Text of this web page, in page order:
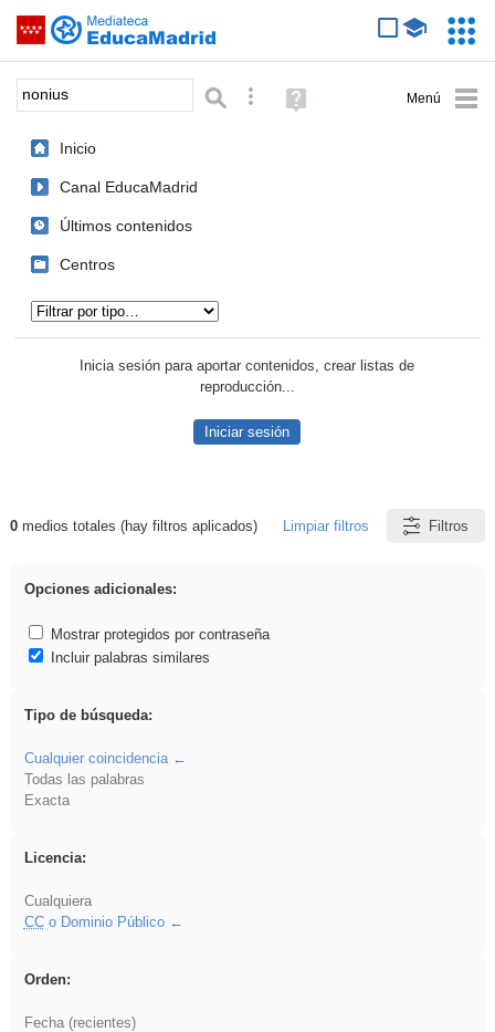
Saltar navegación
Palabra o frase: Búsqueda avanzada
Ayuda
(en
Inicio
Canal EducaMadrid
Últimos contenidos
Centros
Inicia sesión para aportar contenidos, crear listas de
reproducción...
Iniciar sesión
Resultados de: nonius
0medios totales (hay filtros aplicados) Limpiar filtros Filtros
Opciones adicionales:
Mostrar protegidos por contraseña
Incluir palabras similares
Tipo de búsqueda:
Cualquier coincidencia
Todas las palabras
Exacta
Licencia:
Cualquiera
CCo Dominio Público
Orden:
Fecha (recientes)